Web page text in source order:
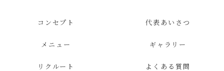
コンセプト 代表あいさつ
メニュー ギャラリー
リクルート よくある質問